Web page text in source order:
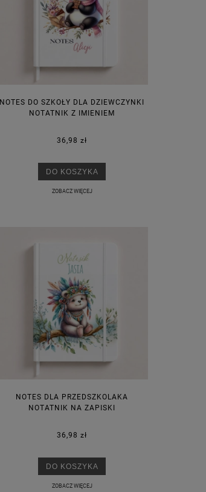
NOTES DO SZKOŁY DLA DZIEWCZYNKI
NOTATNIK Z IMIENIEM
36,98 zł
DO KOSZYKA
ZOBACZ WIĘCEJ
NOTES DLA PRZEDSZKOLAKA
NOTATNIK NA ZAPISKI
36,98 zł
DO KOSZYKA
ZOBACZ WIĘCEJ